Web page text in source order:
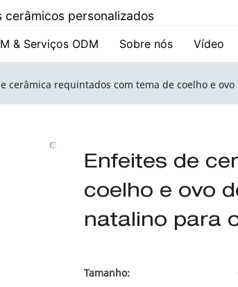
personalizados
& Serviços ODM Sobre nós Vídeo
cerâmica requintados com tema de coelho e
Enfeites de
coelho e ovo
natalino para
Tamanho: